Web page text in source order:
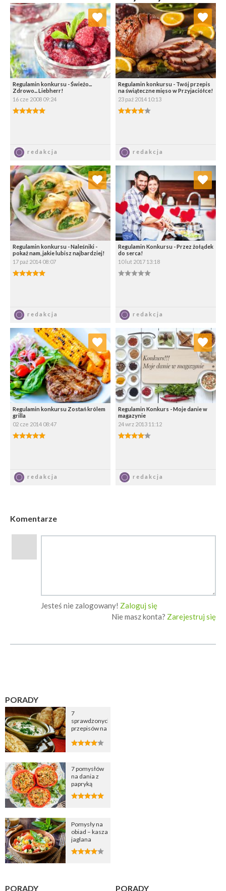
Regulamin konkursu - Świeżo...
Zdrowo... Liebherr!
16 cze 2008 09:24
5.00/5
redakcja
Dodaj do ulubionych
Wybierz listę:
Regulamin konkursu - Twój przepis
na świąteczne mięso w Przyjaciółce!
23 paź 2014 10:13
4.00/5
redakcja
Dodaj do ulubionych
Wybierz listę:
Regulamin konkursu - Naleśniki -
pokaż nam, jakie lubisz najbardziej!
17 paź 2014 08:07
5.00/5
redakcja
Dodaj do ulubionych
Wybierz listę:
Regulamin Konkursu - Przez żołądek
do serca!
10 lut 2017 13:18
0.00/5
redakcja
Dodaj do ulubionych
Wybierz listę:
Regulamin konkursu Zostań królem
grilla
02 cze 2014 08:47
5.00/5
redakcja
Dodaj do ulubionych
Wybierz listę:
Regulamin Konkurs - Moje danie w
magazynie
24 wrz 2013 11:12
4.00/5
redakcja
Dodaj do ulubionych
Wybierz listę:
Komentarze
Jesteś nie zalogowany! Zaloguj się
Nie masz konta? Zarejestruj się
PORADY
7
sprawdzonych
przepisów na
cebulową
7 pomysłów
na dania z
papryką
Pomysły na
obiad – kasza
jaglana
PORADY PORADY